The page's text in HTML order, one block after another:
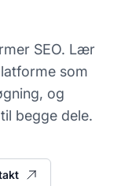
SEO. Lær
som
og
begge dele.